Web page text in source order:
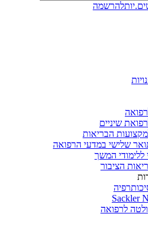
להרשמה
שיניים
הבריאות
שלישי במדעי הרפואה
המשך
הציבור
Sackler
לרפואה